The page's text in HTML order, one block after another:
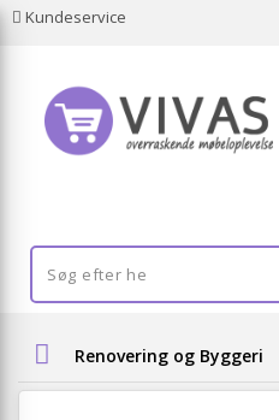
Kundeservice
Renovering og Byggeri